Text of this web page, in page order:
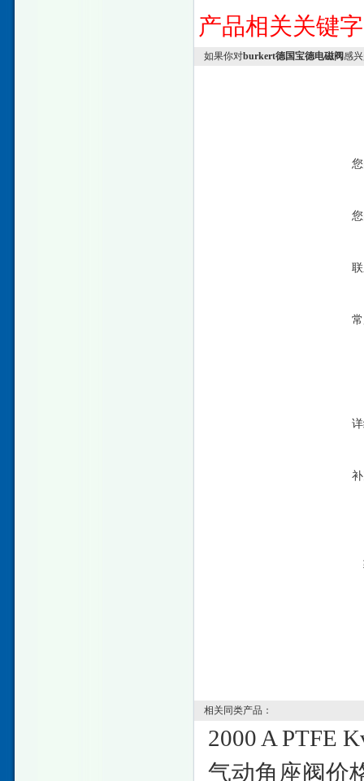
产品相关关键
如果你对burkert德国宝德电磁阀感
相关同类产品：
2000 A PTFE
气动角座阀价